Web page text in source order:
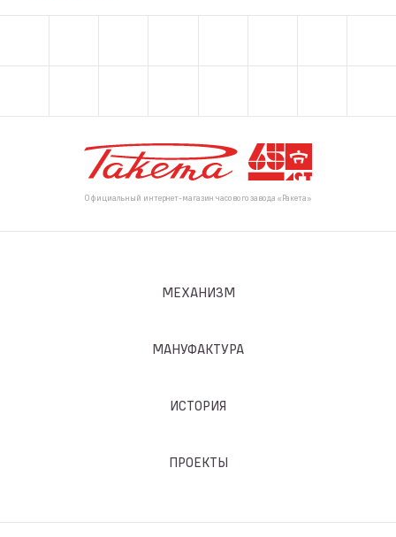
Официальный интернет-магазин часового завода «Ракета»
МЕХАНИЗМ
МАНУФАКТУРА
ИСТОРИЯ
ПРОЕКТЫ